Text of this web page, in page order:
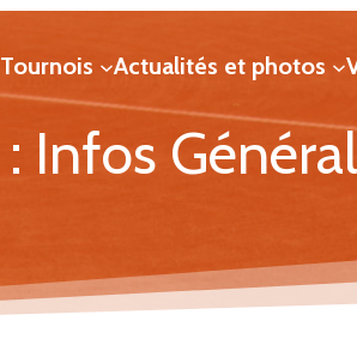
Tournois Actualités et photos
Infos